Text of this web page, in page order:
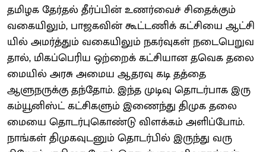
தமிழக தேர்​தல் தீர்ப்​பின் உணர்​வைச் சிதைக்​கும்
வகை​யிலும், பாஜக​வின் கூட்​ட​ணிக் கட்​சியை ஆட்​சி​
யில் அமர்த்​தும் வகை​யிலும் நகர்​வு​கள் நடை​பெறு​வ​
தால், மிகப்​பெரிய ஒற்​றைக் கட்​சி​​யான தவெக தலை​
மை​யில் அரசு அமைய ஆதரவு கடி தத்தை
ஆளுநருக்கு தந்தோம். இந்த முடிவு தொடர்​பாக இரு
கம்​யூனிஸ்ட் கட்​சிகளும் இணைந்து திமுக தலை​
மையை தொடர்​பு​கொண்டு விளக்​கம் அளிப்​போம்.
நாங்​கள் திமுக​வுட​னும் தொடர்​பில் இருந்து வரு​